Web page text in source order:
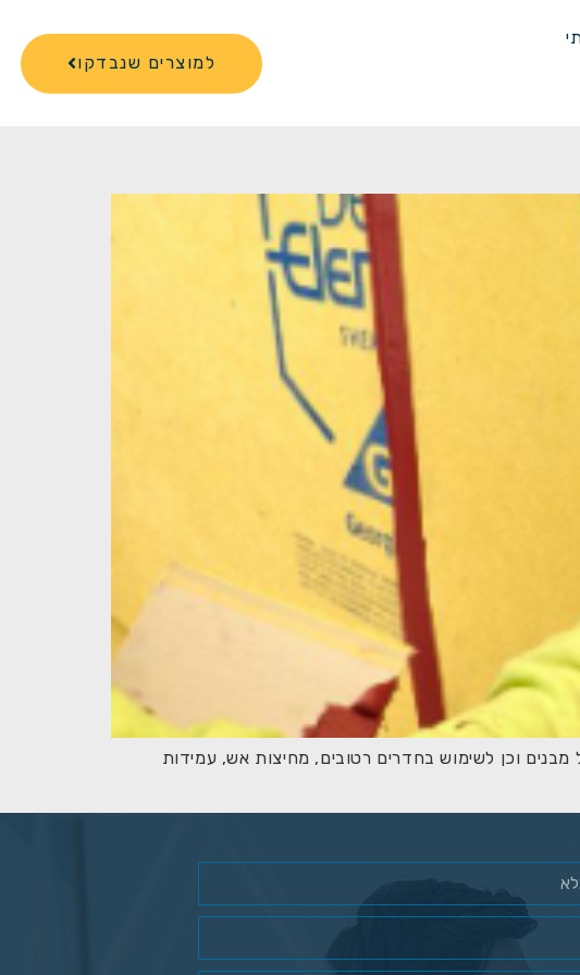
למוצרים שנבדקו
מבנים וכן לשימוש בחדרים רטובים, מחיצות אש, עמידות